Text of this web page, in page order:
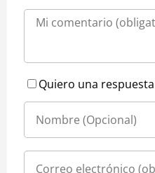
Quiero una